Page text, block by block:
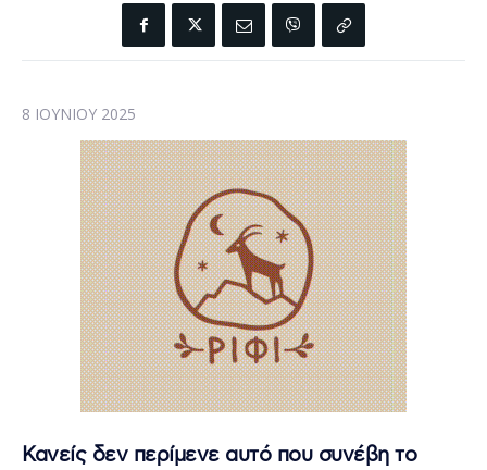
8 ΙΟΥΝΊΟΥ 2025
Κανείς δεν περίμενε αυτό που συνέβη το